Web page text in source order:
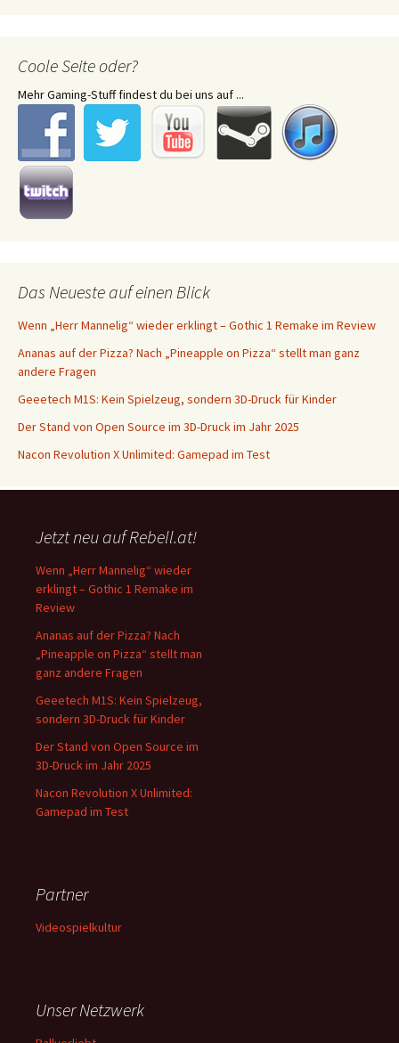
Coole Seite oder?
Mehr Gaming-Stuff findest du bei uns auf ...
Das Neueste auf einen Blick
Wenn „Herr Mannelig“ wieder erklingt – Gothic 1 Remake im Review
Ananas auf der Pizza? Nach „Pineapple on Pizza“ stellt man ganz
andere Fragen
Geeetech M1S: Kein Spielzeug, sondern 3D-Druck für Kinder
Der Stand von Open Source im 3D-Druck im Jahr 2025
Nacon Revolution X Unlimited: Gamepad im Test
Jetzt neu auf Rebell.at!
Wenn „Herr Mannelig“ wieder
erklingt – Gothic 1 Remake im
Review
Ananas auf der Pizza? Nach
„Pineapple on Pizza“ stellt man
ganz andere Fragen
Geeetech M1S: Kein Spielzeug,
sondern 3D-Druck für Kinder
Der Stand von Open Source im
3D-Druck im Jahr 2025
Nacon Revolution X Unlimited:
Gamepad im Test
Partner
Videospielkultur
Unser Netzwerk